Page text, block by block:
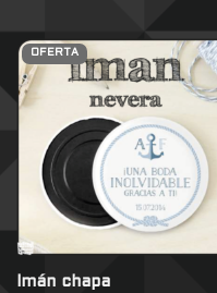
OFERTA
Imán chapa